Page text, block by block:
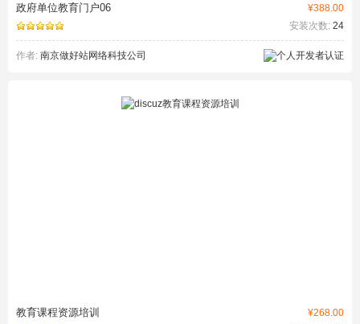
¥388.00
政府单位教育门户06
安装次数: 24
作者: 南京做好站网络科技公司
¥268.00
教育课程资源培训